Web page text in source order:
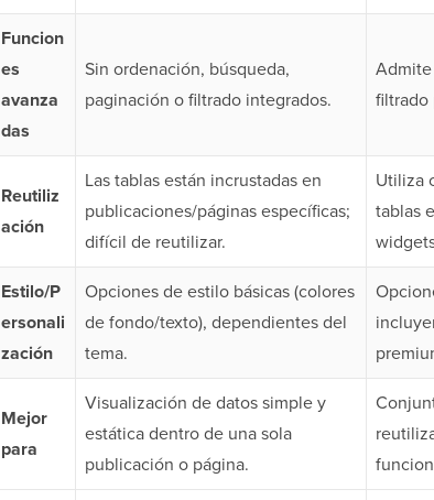
Funcion
es
avanza
das
Sin ordenación, búsqueda,
paginación o filtrado integrados.
filtrado
Reutiliz
ación
Las tablas están incrustadas en
publicaciones/páginas específicas;
difícil de reutilizar.
Utiliza
tablas
Estilo/P
ersonali
zación
Opciones de estilo básicas (colores
de fondo/texto), dependientes del
tema.
Mejor
para
Visualización de datos simple y
estática dentro de una sola
publicación o página.